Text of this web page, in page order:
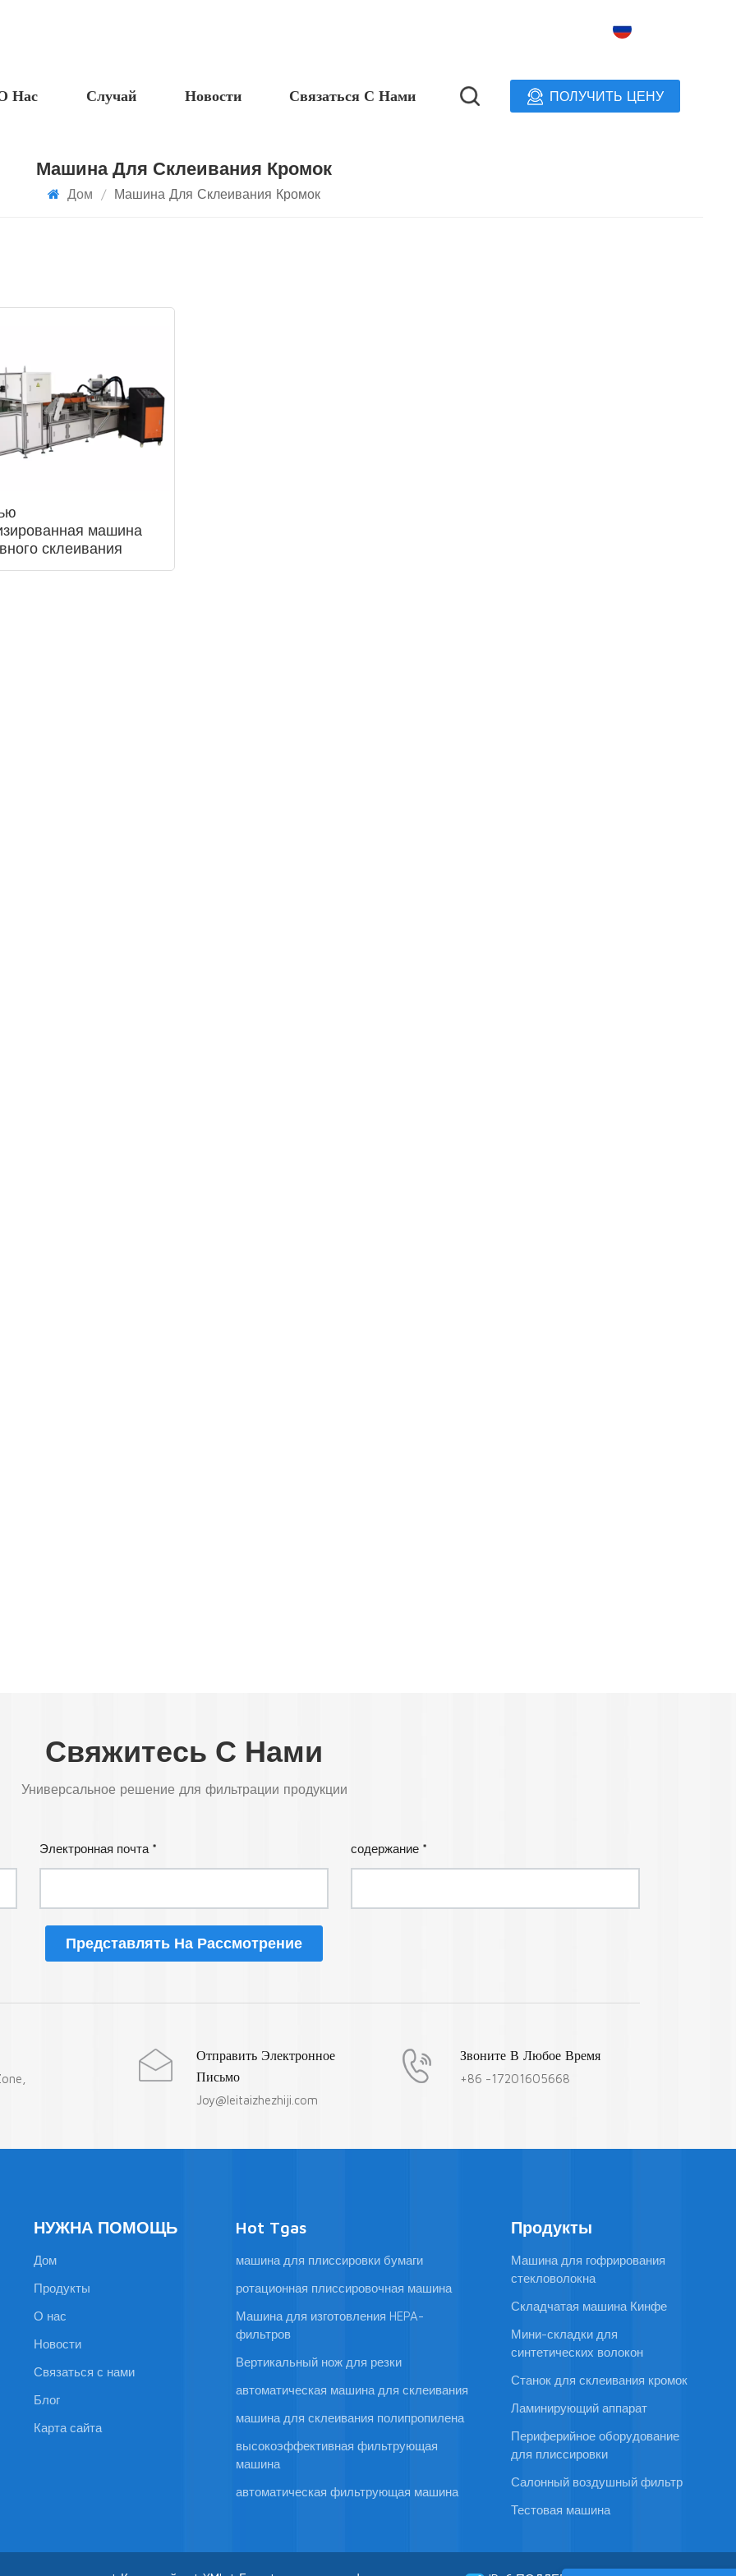
ПОЛУЧИТЬ ЦЕНУ
Нас Случай Новости Связаться С Нами
Машина Для Склеивания Кромок
Дом / Машина Для Склеивания Кромок
машина
склеивания
Свяжитесь С Нами
Универсальное решение для фильтрации продукции
Электронная почта * содержание *
Представлять На Рассмотрение
Отправить Электронное
Письмо
Joy@leitaizhezhiji.com
Звоните В Любое Время
+86 -17201605668
НУЖНА ПОМОЩЬ
Дом
Продукты
О нас
Новости
Связаться с нами
Блог
Карта сайта
Hot Tgas
машина для плиссировки бумаги
ротационная плиссировочная машина
Машина для изготовления HEPA-
фильтров
Вертикальный нож для резки
автоматическая машина для склеивания
машина для склеивания полипропилена
высокоэффективная фильтрующая
машина
автоматическая фильтрующая машина
Продукты
Машина для гофрирования
стекловолокна
Складчатая машина Кинфе
Мини-складки для
синтетических волокон
Станок для склеивания кромок
Ламинирующий аппарат
Периферийное оборудование
для плиссировки
Салонный воздушный фильтр
Тестовая машина